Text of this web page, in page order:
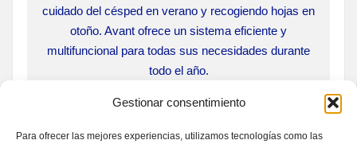
Gestionar consentimiento
Para ofrecer las mejores experiencias, utilizamos tecnologías como las
cuidado del césped en verano y recogiendo hojas en
otoño. Avant ofrece un sistema eficiente y
multifuncional para todas sus necesidades durante
todo el año.